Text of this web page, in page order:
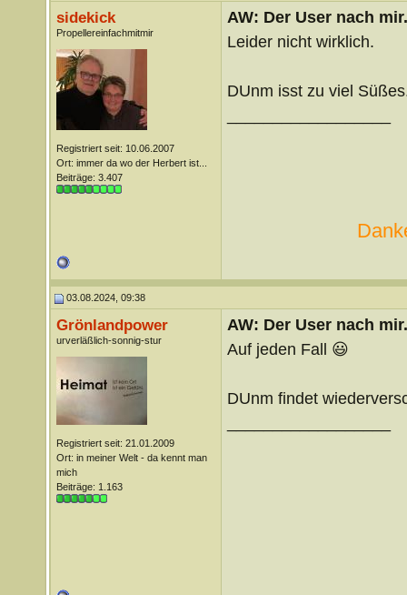
sidekick
Propellereinfachmitmir
Registriert seit: 10.06.2007
Ort: immer da wo der Herbert ist...
Beiträge: 3.407
AW: Der User nach
Leider nicht wirklich.
DUnm isst zu viel
03.08.2024, 09:38
Grönlandpower
urverläßlich-sonnig-stur
Registriert seit: 21.01.2009
Ort: in meiner Welt - da kennt man
mich
Beiträge: 1.163
AW: Der User nach
Auf jeden Fall 😃
DUnm findet